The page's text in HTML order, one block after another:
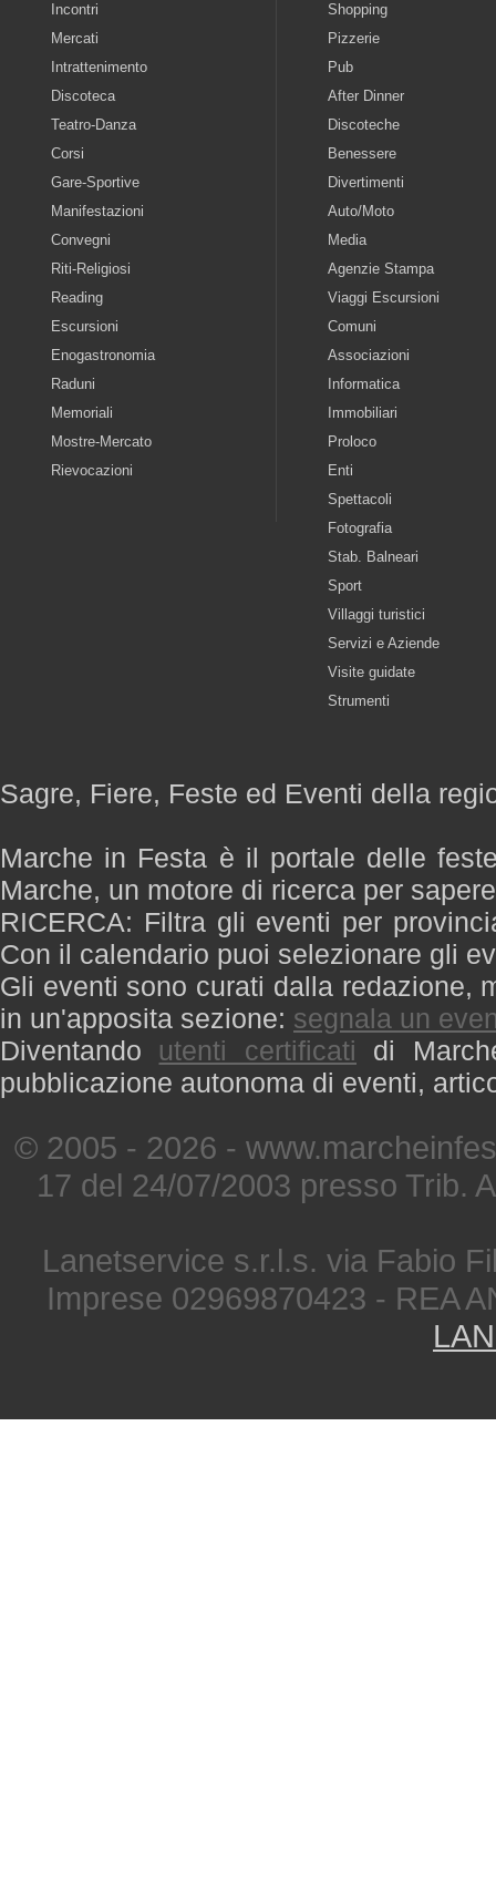
Incontri
Mercati
Intrattenimento
Discoteca
Teatro-Danza
Corsi
Gare-Sportive
Manifestazioni
Convegni
Riti-Religiosi
Reading
Escursioni
Enogastronomia
Raduni
Memoriali
Mostre-Mercato
Rievocazioni
Shopping
Pizzerie
Pub
After Dinner
Discoteche
Benessere
Divertimenti
Auto/Moto
Media
Agenzie Stampa
Viaggi Escursioni
Comuni
Associazioni
Informatica
Immobiliari
Proloco
Enti
Spettacoli
Fotografia
Stab. Balneari
Sport
Villaggi turistici
Servizi e Aziende
Visite guidate
Strumenti
Sagre, Fiere, Feste ed Eventi della
Marche in Festa è il portale delle
Marche, un motore di ricerca per
RICERCA: Filtra gli eventi per
Con il calendario puoi selezionare gli
Gli eventi sono curati dalla redazione,
in un'apposita sezione: segnala un
Diventando utenti certificati di
pubblicazione autonoma di eventi,
© 2005 - 2026 -
17 del 24/07/2003 presso Trib.
Lanetservice s.r.l.s. via Fabio
Imprese 02969870423 - REA